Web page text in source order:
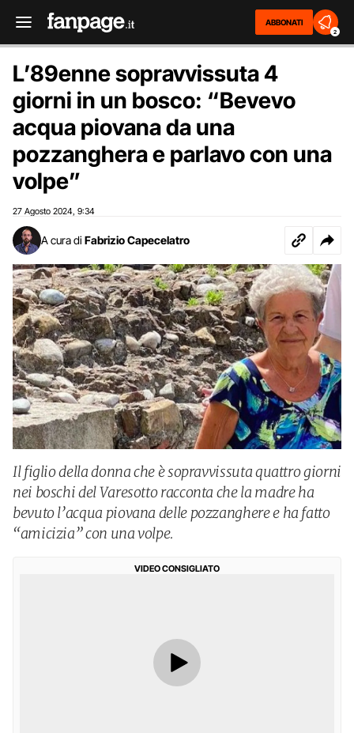
ABBONATI
2
L’89enne sopravvissuta 4
giorni in un bosco: “Bevevo
acqua piovana da una
pozzanghera e parlavo con una
volpe”
27 Agosto 2024 9:34
A cura di Fabrizio Capecelatro
Il figlio della donna che è sopravvissuta quattro giorni
nei boschi del Varesotto racconta che la madre ha
bevuto l’acqua piovana delle pozzanghere e ha fatto
“amicizia” con una volpe.
VIDEO CONSIGLIATO